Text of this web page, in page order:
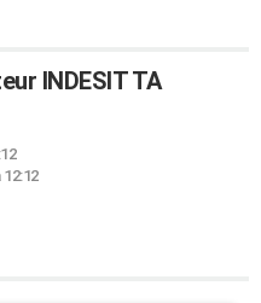
INDESIT TA
12:12